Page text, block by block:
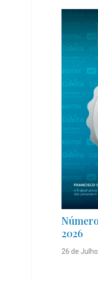
2026
26 de